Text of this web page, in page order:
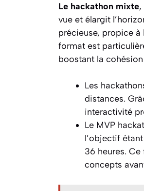
Le hackathon mixte,
vue et élargit
précieuse, propice à
format est
boostant la
Les
distances.
interactivité
Le MVP
l’objectif
36 heures.
concepts